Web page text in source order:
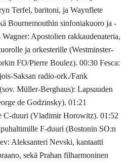
Terfel, baritoni, ja Waynflete
Bournemouthin sinfoniakuoro ja -
Apostolien rakkaudenateria,
ja orkesterille (Westminster-
FO/Pierre Boulez). 00:30 Fesca:
Saksan radio-ork./Fank
Müller-Berghaus): Lapsuuden
de Godzinsky). 01:21
C-duuri (Vladimir Horowitz). 01:52
F-duuri (Bostonin SO:n
Aleksanteri Nevski, kantaatti
sekä Prahan filharmoninen